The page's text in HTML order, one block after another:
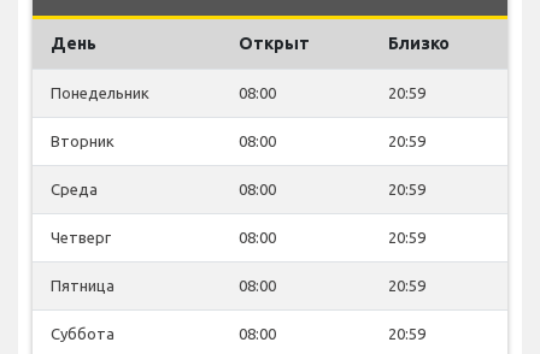
День Открыт Близко
Понедельник 08:00 20:59
Вторник 08:00 20:59
Среда 08:00 20:59
Четверг 08:00 20:59
Пятница 08:00 20:59
Суббота 08:00 20:59